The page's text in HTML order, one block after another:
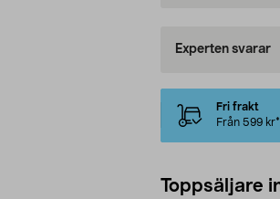
Experten svarar
Fri frakt
Från 599 kr*
Toppsäljare